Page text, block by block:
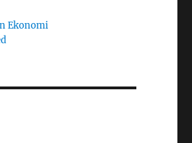
Ekonomi